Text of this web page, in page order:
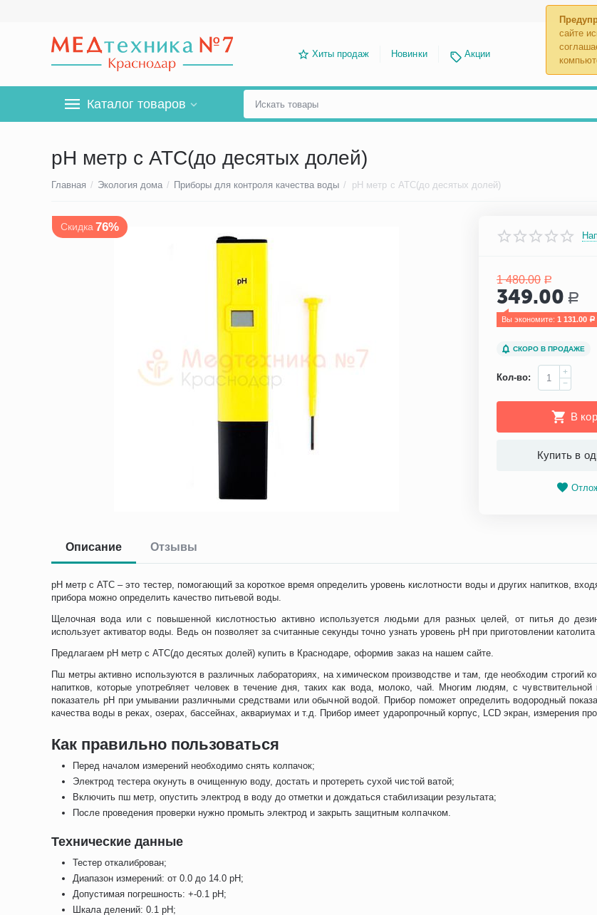
сайте
Хиты продаж Новинки Акции
Каталог товаров
pH метр с АТС(до десятых долей)
Главная / Экология дома / Приборы для контроля качества воды / pH метр с АТС(до десятых долей)
Скидка 76%
1 480.00 Р
349.00 Р
Вы экономите: 1 131.00 Р
СКОРО В ПРОДАЖЕ
Кол-во:
+
−
В
Купить в
Описание Отзывы
pH метр с АТС – это тестер, помогающий за короткое время определить уровень кислотности воды и других напитков,
прибора можно определить качество питьевой воды.
Щелочная вода или с повышенной кислотностью активно используется людьми для разных целей, от питья до
использует активатор воды. Ведь он позволяет за считанные секунды точно узнать уровень pH при приготовлении
Предлагаем pH метр с АТС(до десятых долей) купить в Краснодаре, оформив заказ на нашем сайте.
Пш метры активно используются в различных лабораториях, на химическом производстве и там, где необходим строгий
напитков, которые употребляет человек в течение дня, таких как вода, молоко, чай. Многим людям, с
показатель pH при умывании различными средствами или обычной водой. Прибор поможет определить водородный
качества воды в реках, озерах, бассейнах, аквариумах и т.д. Прибор имеет ударопрочный корпус, LCD экран, измерения
Как правильно пользоваться
Перед началом измерений необходимо снять колпачок;
Электрод тестера окунуть в очищенную воду, достать и протереть сухой чистой ватой;
Включить пш метр, опустить электрод в воду до отметки и дождаться стабилизации результата;
После проведения проверки нужно промыть электрод и закрыть защитным колпачком.
Технические данные
Тестер откалиброван;
Диапазон измерений: от 0.0 до 14.0 pH;
Допустимая погрешность: +-0.1 pH;
Шкала делений: 0.1 pH;